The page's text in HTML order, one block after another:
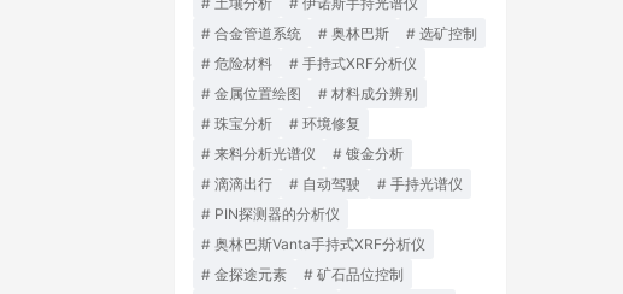
合金管道系统
奥林巴斯
选矿控制
危险材料
手持式XRF分析仪
金属位置绘图
材料成分辨别
珠宝分析
环境修复
来料分析光谱仪
镀金分析
滴滴出行
自动驾驶
手持光谱仪
PIN探测器的分析仪
奥林巴斯Vanta手持式XRF分析仪
金探途元素
矿石品位控制